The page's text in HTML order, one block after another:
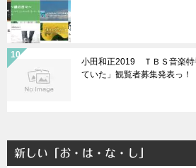
小田和正2019 ＴＢＳ音楽特
ていた」観覧者募集発表っ！
新しい「お・は・な・し」